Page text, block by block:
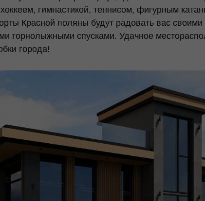
гимнастикой, теннисом, фигурным
Красной поляны будут радовать вас
горнолыжными спусками. Удачное
города!